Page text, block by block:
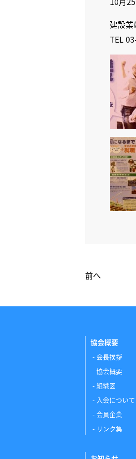
建設業
TEL
前へ
協会概要
会長挨拶
協会概要
組織図
入会について
会員企業
リンク集